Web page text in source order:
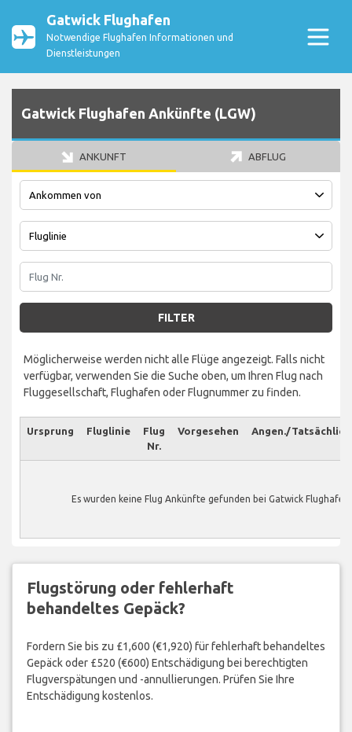
Gatwick Flughafen
Notwendige Flughafen Informationen und
Dienstleistungen
Gatwick Flughafen Ankünfte (LGW)
ANKUNFT ABFLUG
FILTER
Möglicherweise werden nicht alle Flüge angezeigt. Falls nicht
verfügbar, verwenden Sie die Suche oben, um Ihren Flug nach
Fluggesellschaft, Flughafen oder Flugnummer zu finden.
Ursprung Fluglinie
Flug
Nr.
Vorgesehen Angen./Tatsächlich
Es wurden keine Flug Ankünfte gefunden bei Gatwick Flughafen.
Flugstörung oder fehlerhaft
behandeltes Gepäck?
Fordern Sie bis zu £1,600 (€1,920) für fehlerhaft behandeltes
Gepäck oder £520 (€600) Entschädigung bei berechtigten
Flugverspätungen und -annullierungen. Prüfen Sie Ihre
Entschädigung kostenlos.